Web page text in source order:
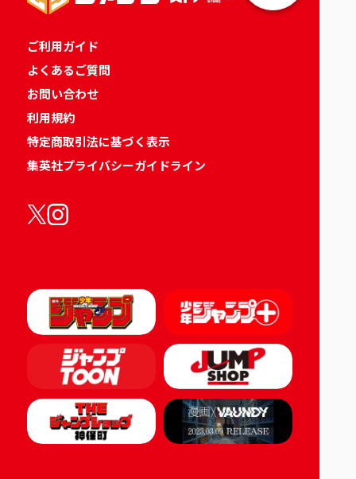
ご利用ガイド
よくあるご質問
お問い合わせ
利用規約
特定商取引法に基づく表示
集英社プライバシーガイドライン